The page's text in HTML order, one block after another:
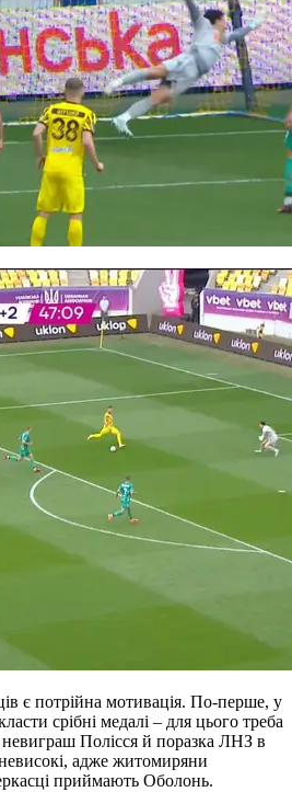
є потрійна мотивація. По-перше, у
срібні медалі – для цього треба
Полісся й поразка ЛНЗ в
адже житомиряни
приймають Оболонь.